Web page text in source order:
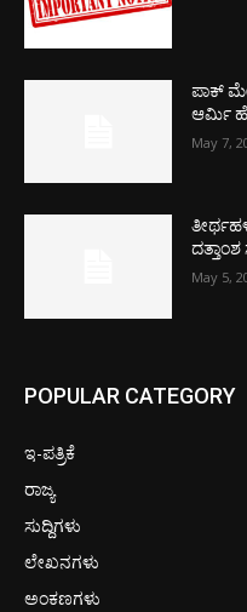
ಪಾಕ್​
ಆರ್ಮಿ
May 7,
May 5,
POPULAR CATEGORY
ಇ-ಪತ್ರಿಕೆ
ರಾಜ್ಯ
ಸುದ್ದಿಗಳು
ಲೇಖನಗಳು
ಅಂಕಣಗಳು